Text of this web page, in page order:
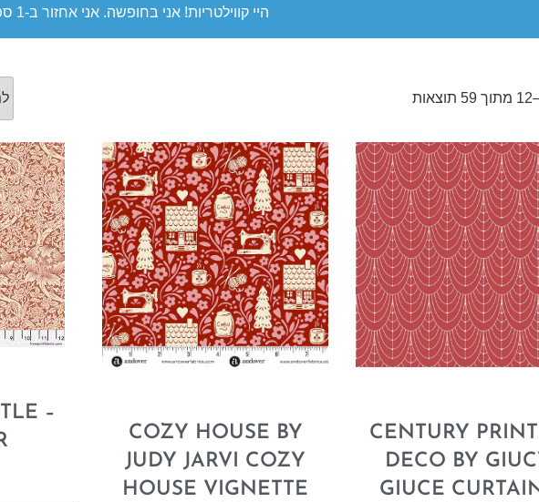
היי קווילטריות! אני בחופשה. אני אחזור ב-1 ספטמבר. תהנה, רינה
CENTURY
DECO BY
GIUCE
COZY HOUSE BY
JUDY JARVI COZY
HOUSE VIGNETTE
–